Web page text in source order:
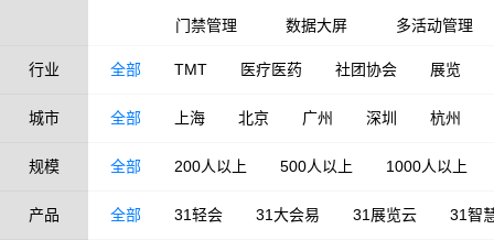
门禁管理
数据大屏 多活动管理
行业 全部 TMT 医疗医药 社团协会 展览
城市 全部 上海 北京 广州 深圳 杭州
规模 全部 200人以上 500人以上 1000人以上
产品 全部 31轻会 31大会易 31展览云 31智